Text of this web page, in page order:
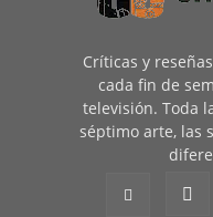
Críticas y
cada fin de
televisión. Toda
séptimo arte, las